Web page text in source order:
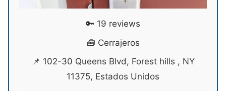
🔑 19 reviews
🧰 Cerrajeros
📌 102-30 Queens Blvd, Forest hills , NY
11375, Estados Unidos